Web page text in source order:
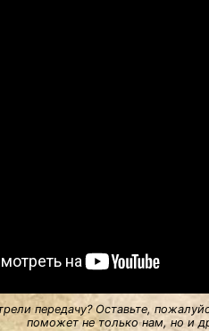
передачу? Оставьте,
поможет не только нам, но и